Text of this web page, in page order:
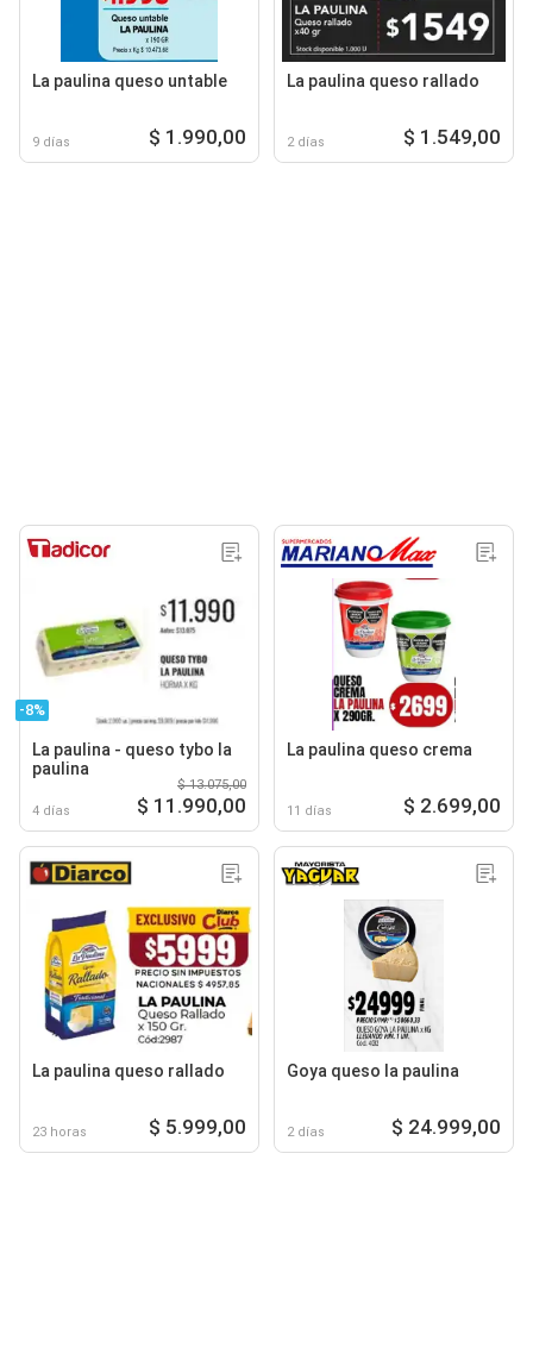
La paulina queso untable
9 días $ 1.990,00
La paulina queso rallado
2 días $ 1.549,00
-8%
La paulina - queso tybo la
paulina
4 días
$ 13.075,00
$ 11.990,00
La paulina queso crema
11 días $ 2.699,00
La paulina queso rallado
23 horas $ 5.999,00
Goya queso la paulina
2 días $ 24.999,00